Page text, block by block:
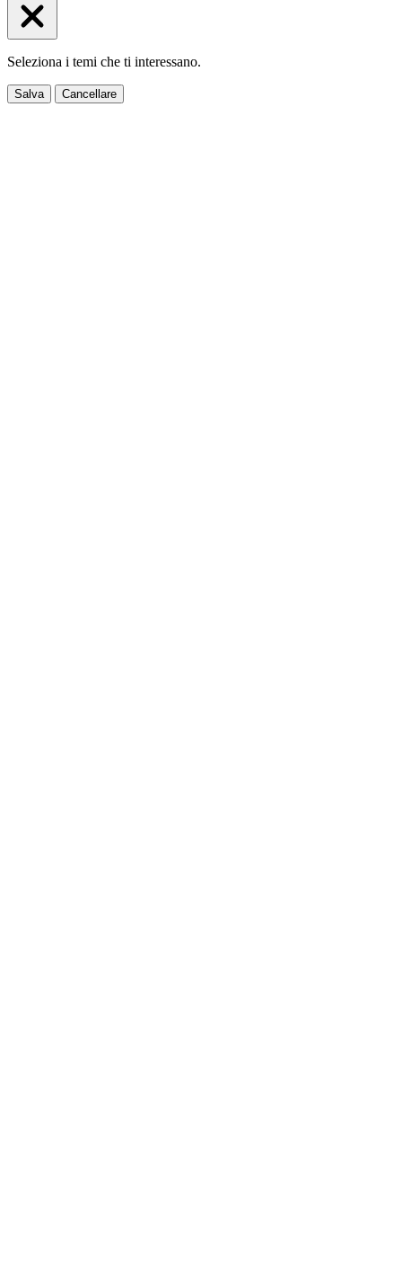
Seleziona i temi che ti interessano.
Salva Cancellare